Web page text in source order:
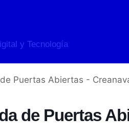
de Puertas